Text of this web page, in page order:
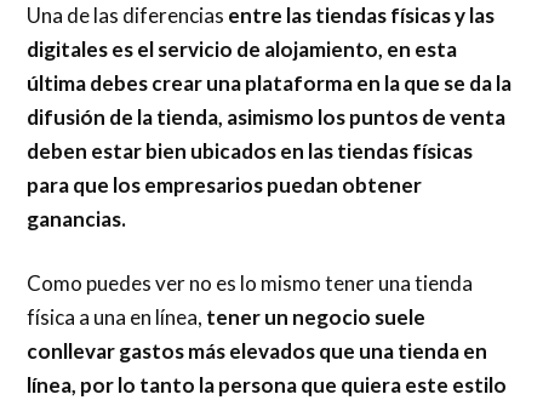
Una de las diferencias entre las tiendas físicas y las
digitales es el servicio de alojamiento, en esta
última debes crear una plataforma en la que se da la
difusión de la tienda, asimismo los puntos de venta
deben estar bien ubicados en las tiendas físicas
para que los empresarios puedan obtener
ganancias.
Como puedes ver no es lo mismo tener una tienda
física a una en línea, tener un negocio suele
conllevar gastos más elevados que una tienda en
línea, por lo tanto la persona que quiera este estilo